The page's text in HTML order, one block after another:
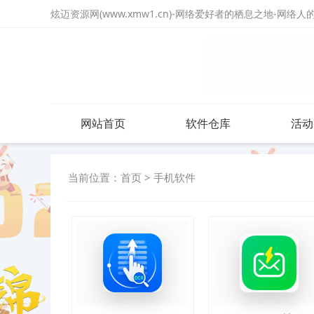
炫迈资源网(www.xmw1.cn)-网络爱好者的栖息之地-网络人
网站首页 软件仓库 活
当前位置： 首页 > 手机软件